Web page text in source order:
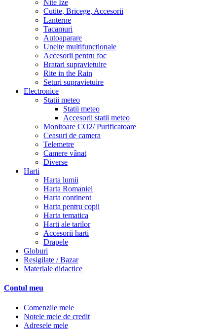
Nite Ize
Cutite, Bricege, Accesorii
Lanterne
Tacamuri
Autoaparare
Unelte multifunctionale
Accesorii pentru foc
Bratari supravietuire
Rite in the Rain
Seturi supravietuire
Electronice
Statii meteo
Statii meteo
Accesorii statii meteo
Monitoare CO2/ Purificatoare
Ceasuri de camera
Telemetre
Camere vânat
Diverse
Harti
Harta lumii
Harta Romaniei
Harta continent
Harta pentru copii
Harta tematica
Harti ale tarilor
Accesorii harti
Drapele
Globuri
Resigilate / Bazar
Materiale didactice
Contul meu
Comenzile mele
Notele mele de credit
Adresele mele